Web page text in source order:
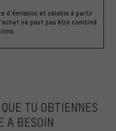
d'émission et valable à partir
ne peut pas être combiné
TU OBTIENNES
A BESOIN